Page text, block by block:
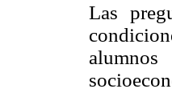
Las